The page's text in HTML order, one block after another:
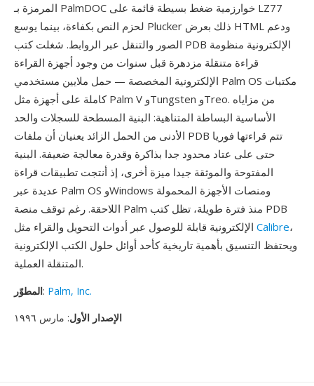
المرمزة بـ PalmDOC خوارزمية ضغط بسيطة قائمة على LZ77
لحزم النص بكفاءة، بينما يوسع Plucker ذلك بعرض HTML ودعم
الصور والتنقل عبر الروابط. شغلت كتب PDB الإلكترونية منظومة
قراءة متنقلة مزدهرة قبل سنوات من وجود أجهزة القراءة
الإلكترونية المخصصة — حمل ملايين مستخدمي Palm OS مكتبات
كاملة على أجهزة مثل Palm V وTungsten وTreo. من مزاياه
الأساسية البساطة المتناهية: البنية المسطحة للسجلات والحد
الأدنى من الحمل الزائد يعنيان أن ملفات PDB تتم قراءتها فوريا
حتى على عتاد محدود جدا بذاكرة وقدرة معالجة ضعيفة. البنية
المفتوحة والموثقة جيدا ميزة أخرى، إذ أنتجت تطبيقات قراءة
عديدة عبر Palm OS وWindows ومنصات الأجهزة المحمولة
اللاحقة. رغم توقف منصة Palm منذ فترة طويلة، تظل كتب PDB
Calibre،
ويحتفظ التنسيق بأهمية تاريخية كأحد أوائل حلول الكتب الإلكترونية
المتنقلة العملية.
المطوّر: Palm, Inc.
الإصدار الأول: مارس ١٩٩٦